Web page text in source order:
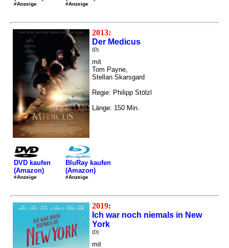
#Anzeige #Anzeige
2013:
Der Medicus
(D)
mit
Tom Payne,
Stellan Skarsgard
Regie: Philipp Stölzl
Länge: 150 Min.
DVD kaufen
(Amazon)
#Anzeige
BluRay kaufen
(Amazon)
#Anzeige
2019:
Ich war noch niemals in New
York
(D)
mit